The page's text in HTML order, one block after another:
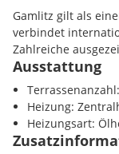
Die Liegenschaft
als auch über
Freilandwidmung
dabei um bis zu
Entwicklungen.
Besondere
Gamlitz gilt als
verbindet
Zahlreiche
unmittelbarer
gelebte Tradition.
Die Anbindung ist
Minuten mit dem
Liegenschaft die
Ausstattung
Heizung:
Heizungsart: